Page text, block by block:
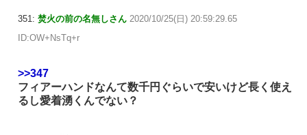
351: 焚火の前の名無しさん 2020/10/25(日) 20:59:29.65
ID:OW+NsTq+r
>>347
フィアーハンドなんて数千円ぐらいで安いけど長く使え
るし愛着湧くんでない？